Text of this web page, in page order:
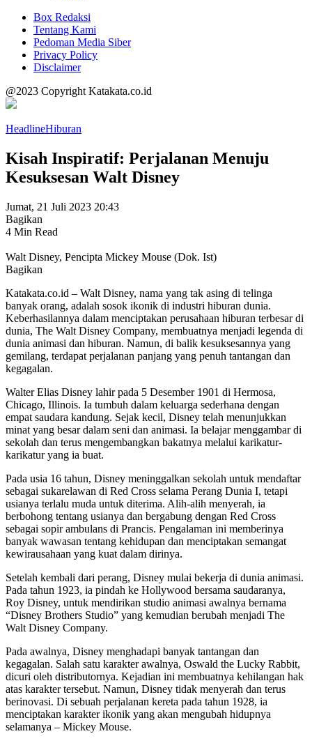
Box Redaksi
Tentang Kami
Pedoman Media Siber
Privacy Policy
Disclaimer
@2023 Copyright Katakata.co.id
HeadlineHiburan
Kisah Inspiratif: Perjalanan Menuju
Kesuksesan Walt Disney
Jumat, 21 Juli 2023 20:43
Bagikan
4 Min Read
Walt Disney, Pencipta Mickey Mouse (Dok. Ist)
Bagikan
Katakata.co.id – Walt Disney, nama yang tak asing di telinga
banyak orang, adalah sosok ikonik di industri hiburan dunia.
Keberhasilannya dalam menciptakan perusahaan hiburan terbesar di
dunia, The Walt Disney Company, membuatnya menjadi legenda di
dunia animasi dan hiburan. Namun, di balik kesuksesannya yang
gemilang, terdapat perjalanan panjang yang penuh tantangan dan
kegagalan.
Walter Elias Disney lahir pada 5 Desember 1901 di Hermosa,
Chicago, Illinois. Ia tumbuh dalam keluarga sederhana dengan
empat saudara kandung. Sejak kecil, Disney telah menunjukkan
minat yang besar dalam seni dan animasi. Ia belajar menggambar di
sekolah dan terus mengembangkan bakatnya melalui karikatur-
karikatur yang ia buat.
Pada usia 16 tahun, Disney meninggalkan sekolah untuk mendaftar
sebagai sukarelawan di Red Cross selama Perang Dunia I, tetapi
usianya terlalu muda untuk diterima. Alih-alih menyerah, ia
berbohong tentang usianya dan bergabung dengan Red Cross
sebagai sopir ambulans di Prancis. Pengalaman ini memberinya
banyak wawasan tentang kehidupan dan menciptakan semangat
kewirausahaan yang kuat dalam dirinya.
Setelah kembali dari perang, Disney mulai bekerja di dunia animasi.
Pada tahun 1923, ia pindah ke Hollywood bersama saudaranya,
Roy Disney, untuk mendirikan studio animasi awalnya bernama
“Disney Brothers Studio” yang kemudian berubah menjadi The
Walt Disney Company.
Pada awalnya, Disney menghadapi banyak tantangan dan
kegagalan. Salah satu karakter awalnya, Oswald the Lucky Rabbit,
dicuri oleh distributornya. Kejadian ini membuatnya kehilangan hak
atas karakter tersebut. Namun, Disney tidak menyerah dan terus
berinovasi. Di sebuah perjalanan kereta pada tahun 1928, ia
menciptakan karakter ikonik yang akan mengubah hidupnya
selamanya – Mickey Mouse.